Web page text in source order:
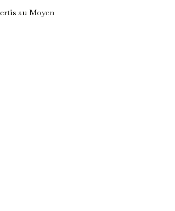
au Moyen